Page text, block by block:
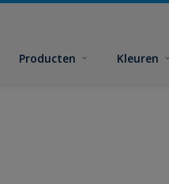
Producten Kleuren